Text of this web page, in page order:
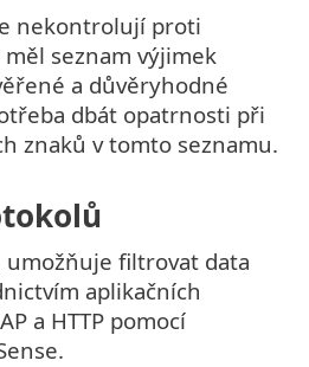
nekontrolují proti
seznam výjimek
a důvěryhodné
dbát opatrnosti při
znaků v tomto seznamu.
filtrovat data
aplikačních
a HTTP pomocí